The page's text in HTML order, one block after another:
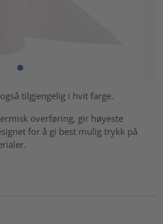
tilgjengelig i hvit farge.
overføring, gir høyeste
for å gi best mulig trykk på